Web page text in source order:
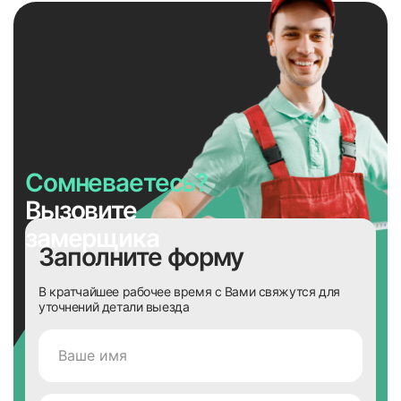
Сомневаетесь?
Вызовите
замерщика
Заполните форму
В кратчайшее рабочее время с Вами свяжутся для
уточнений детали выезда